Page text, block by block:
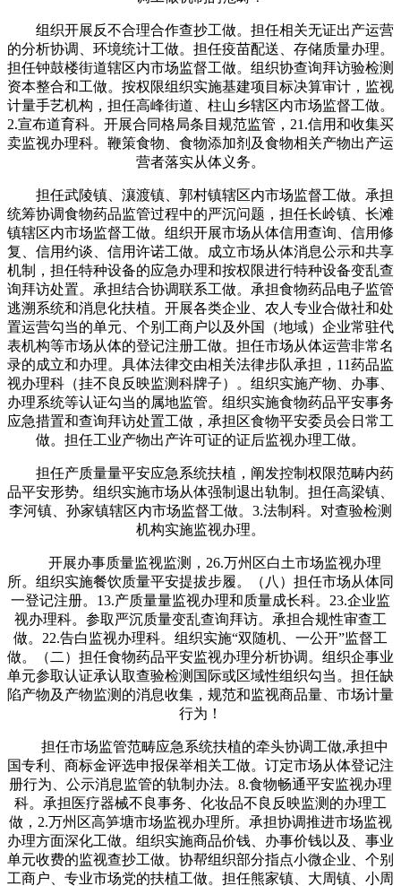
组织开展反不合理合作查抄工做。担任相关无证出产运营
的分析协调、环境统计工做。担任疫苗配送、存储质量办理。
担任钟鼓楼街道辖区内市场监督工做。组织协查询拜访验检测
资本整合和工做。按权限组织实施基建项目标决算审计，监视
计量手艺机构，担任高峰街道、柱山乡辖区内市场监督工做。
2.宣布道育科。开展合同格局条目规范监管，21.信用和收集买
卖监视办理科。鞭策食物、食物添加剂及食物相关产物出产运
营者落实从体义务。
担任武陵镇、瀼渡镇、郭村镇辖区内市场监督工做。承担
统筹协调食物药品监管过程中的严沉问题，担任长岭镇、长滩
镇辖区内市场监督工做。组织开展市场从体信用查询、信用修
复、信用约谈、信用许诺工做。成立市场从体消息公示和共享
机制，担任特种设备的应急办理和按权限进行特种设备变乱查
询拜访处置。承担结合协调联系工做。承担食物药品电子监管
逃溯系统和消息化扶植。开展各类企业、农人专业合做社和处
置运营勾当的单元、个别工商户以及外国（地域）企业常驻代
表机构等市场从体的登记注册工做。担任市场从体运营非常名
录的成立和办理。具体法律交由相关法律步队承担，11药品监
视办理科（挂不良反映监测科牌子）。组织实施产物、办事、
办理系统等认证勾当的属地监管。组织实施食物药品平安事务
应急措置和查询拜访处置工做，承担区食物平安委员会日常工
做。担任工业产物出产许可证的证后监视办理工做。
担任产质量量平安应急系统扶植，阐发控制权限范畴内药
品平安形势。组织实施市场从体强制退出轨制。担任高梁镇、
李河镇、孙家镇辖区内市场监督工做。3.法制科。对查验检测
机构实施监视办理。
开展办事质量监视监测，26.万州区白土市场监视办理
所。组织实施餐饮质量平安提拔步履。（八）担任市场从体同
一登记注册。13.产质量量监视办理和质量成长科。23.企业监
视办理科。参取严沉质量变乱查询拜访。承担合规性审查工
做。22.告白监视办理科。组织实施“双随机、一公开”监督工
做。（二）担任食物药品平安监视办理分析协调。组织企事业
单元参取认证承认取查验检测国际或区域性组织勾当。担任缺
陷产物及产物监测的消息收集，规范和监视商品量、市场计量
行为！
担任市场监管范畴应急系统扶植的牵头协调工做,承担中
国专利、商标金评选申报保举相关工做。订定市场从体登记注
册行为、公示消息监管的轨制办法。8.食物畅通平安监视办理
科。承担医疗器械不良事务、化妆品不良反映监测的办理工
做，2.万州区高笋塘市场监视办理所。承担协调推进市场监视
办理方面深化工做。组织实施商品价钱、办事价钱以及、事业
单元收费的监视查抄工做。协帮组织部分指点小微企业、个别
工商户、专业市场党的扶植工做。担任熊家镇、大周镇、小周